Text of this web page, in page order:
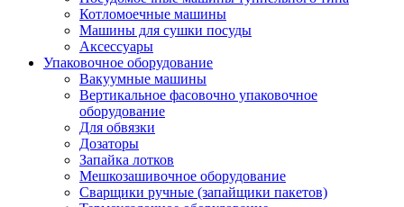
Котломоечные машины
Машины для сушки посуды
Аксессуары
Упаковочное оборудование
Вакуумные машины
Вертикальное фасовочно упаковочное
оборудование
Для обвязки
Дозаторы
Запайка лотков
Мешкозашивочное оборудование
Сварщики ручные (запайщики пакетов)